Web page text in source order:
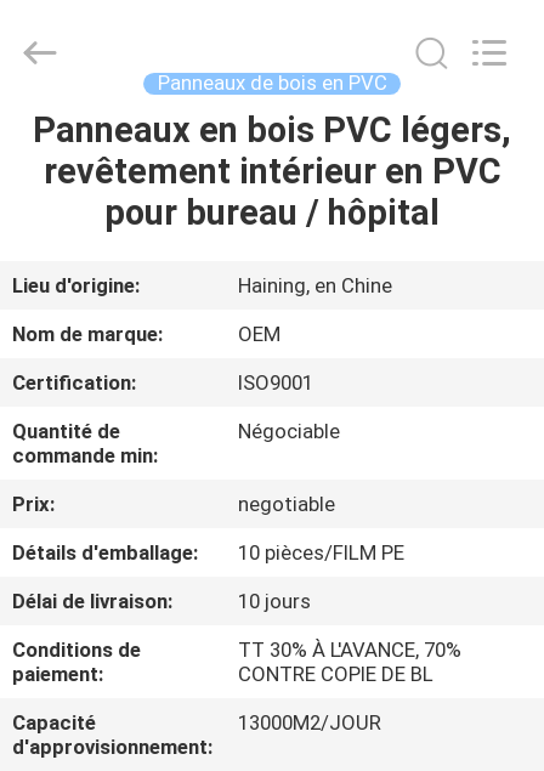
MAISON
AU
SUJET
NOUS
D'USINE
CONTRÔLE
DE
QUALITÉ
Building
Material
Rights
Reserved.
Panneaux de bois en PVC
Panneaux en bois PVC légers,
revêtement intérieur en PVC
pour bureau / hôpital
Lieu d'origine:
Haining, en Chine
Nom de marque:
OEM
Certification:
ISO9001
Quantité de
commande min:
Négociable
Prix:
negotiable
Détails d'emballage:
10 pièces/FILM PE
Délai de livraison:
10 jours
Conditions de
paiement:
TT 30% À L'AVANCE, 70%
CONTRE COPIE DE BL
Capacité
d'approvisionnement:
13000M2/JOUR